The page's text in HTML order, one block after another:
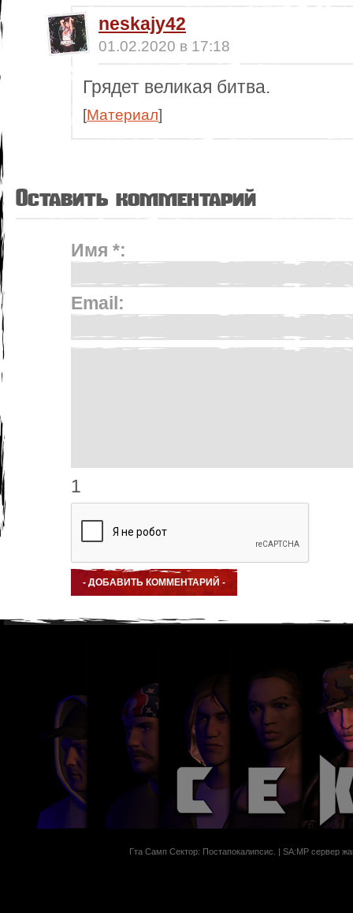
neskajy42
01.02.2020 в 17:18
Грядет великая битва.
[Материал]
Оставить комментарий
Имя *:
Email:
1
Гта Самп Сектор: Постапокалипсиc. | SA:MP сервер